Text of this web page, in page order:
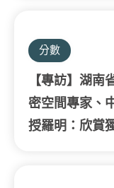
分數
【專訪】湖
密空間專家、
授羅明：欣賞